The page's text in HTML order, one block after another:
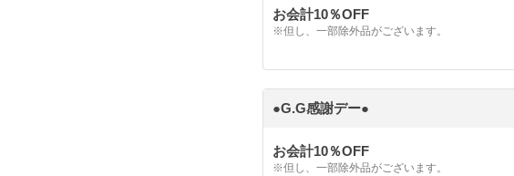
お会計10％OFF
※但し、一部除外品がございます。
●G.G感謝デー●
お会計10％OFF
※但し、一部除外品がございます。